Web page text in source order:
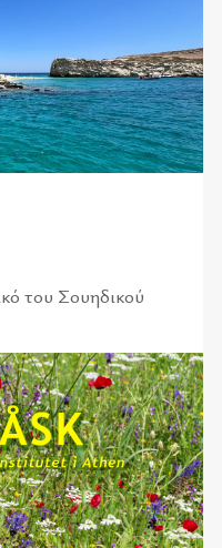
του Σου­η­δι­κού